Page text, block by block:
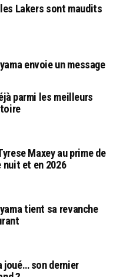
Lakers sont maudits
envoie un message
parmi les meilleurs
Maxey au prime de
et en 2026
tient sa revanche
joué… son dernier